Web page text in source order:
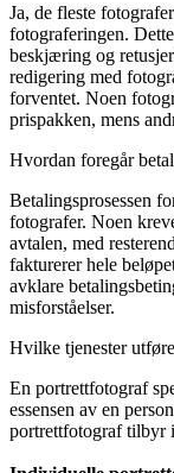
Ja, de fleste
fotograferingen.
beskjæring og
redigering med
forventet. Noen
prispakken, mens
Hvordan foregår
Betalingsprosessen
fotografer. Noen
avtalen, med
fakturerer hele
avklare
misforståelser.
Hvilke tjenester
En portrettfotograf
essensen av en
portrettfotograf tilbyr